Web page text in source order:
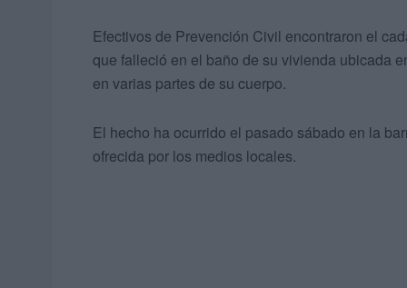
Efectivos de Prevención Civil encontraron el
que falleció en el baño de su vivienda ubicada
en varias partes de su cuerpo.
El hecho ha ocurrido el pasado sábado en la
ofrecida por los medios locales.